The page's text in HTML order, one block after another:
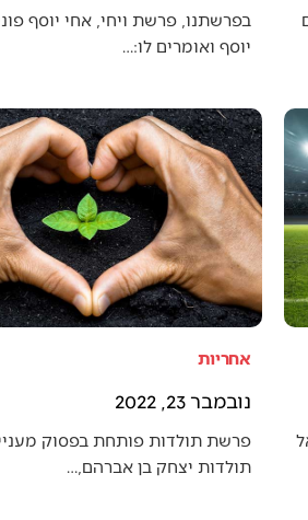
בפרשתנו, פרשת ויחי, אחי יוסף
יוסף ואומרים לו:…
אחריות
נובמבר 23, 2022
פרשת תולדות פותחת בפסוק
תולדות יצחק בן אברהם,…